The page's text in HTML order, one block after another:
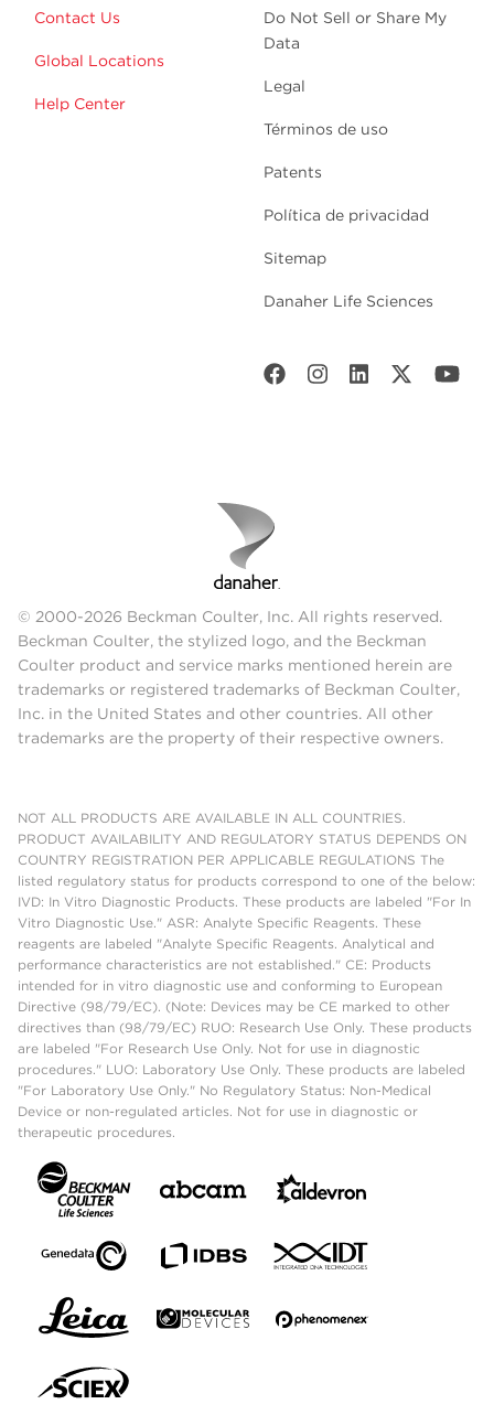
Contact Us
Global Locations
Help Center
Do Not Sell or Share My
Data
Legal
Términos de uso
Patents
Política de privacidad
Sitemap
Danaher Life Sciences
© 2000-2026 Beckman Coulter, Inc. All rights reserved.
Beckman Coulter, the stylized logo, and the Beckman
Coulter product and service marks mentioned herein are
trademarks or registered trademarks of Beckman Coulter,
Inc. in the United States and other countries. All other
trademarks are the property of their respective owners.
NOT ALL PRODUCTS ARE AVAILABLE IN ALL COUNTRIES.
PRODUCT AVAILABILITY AND REGULATORY STATUS DEPENDS ON
COUNTRY REGISTRATION PER APPLICABLE REGULATIONS The
listed regulatory status for products correspond to one of the below:
IVD: In Vitro Diagnostic Products. These products are labeled "For In
Vitro Diagnostic Use." ASR: Analyte Specific Reagents. These
reagents are labeled "Analyte Specific Reagents. Analytical and
performance characteristics are not established." CE: Products
intended for in vitro diagnostic use and conforming to European
Directive (98/79/EC). (Note: Devices may be CE marked to other
directives than (98/79/EC) RUO: Research Use Only. These products
are labeled "For Research Use Only. Not for use in diagnostic
procedures." LUO: Laboratory Use Only. These products are labeled
"For Laboratory Use Only." No Regulatory Status: Non-Medical
Device or non-regulated articles. Not for use in diagnostic or
therapeutic procedures.